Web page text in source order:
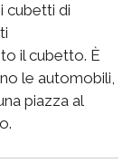
cubetti di
il cubetto. È
le automobili,
piazza al